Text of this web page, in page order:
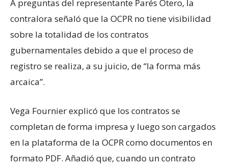
A preguntas del representante Parés Otero, la
contralora señaló que la OCPR no tiene visibilidad
sobre la totalidad de los contratos
gubernamentales debido a que el proceso de
registro se realiza, a su juicio, de “la forma más
arcaica”.
Vega Fournier explicó que los contratos se
completan de forma impresa y luego son cargados
en la plataforma de la OCPR como documentos en
formato PDF. Añadió que, cuando un contrato